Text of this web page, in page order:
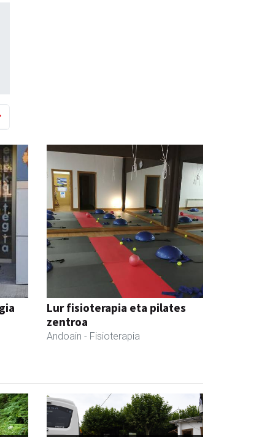
Lur fisioterapia eta pilates
zentroa
Andoain - Fisioterapia